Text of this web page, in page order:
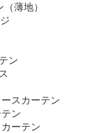
薄地）
ン
スカーテン
ン
ーテン